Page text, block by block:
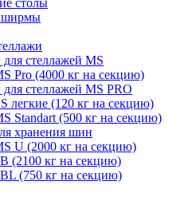
столы
ширмы
стеллажей MS
Pro (4000 кг на секцию)
стеллажей MS PRO
легкие (120 кг на секцию)
Standart (500 кг на секцию)
хранения шин
U (2000 кг на секцию)
(2100 кг на секцию)
(750 кг на секцию)